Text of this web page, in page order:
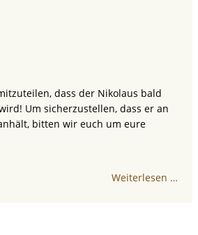
dass der Nikolaus bald
Um sicherzustellen, dass er an
bitten wir euch um eure
Weiterlesen …